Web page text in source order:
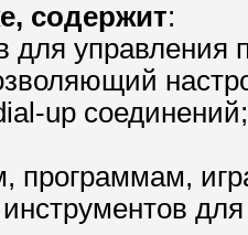
содержит:
для управления
up соединений;
программам,